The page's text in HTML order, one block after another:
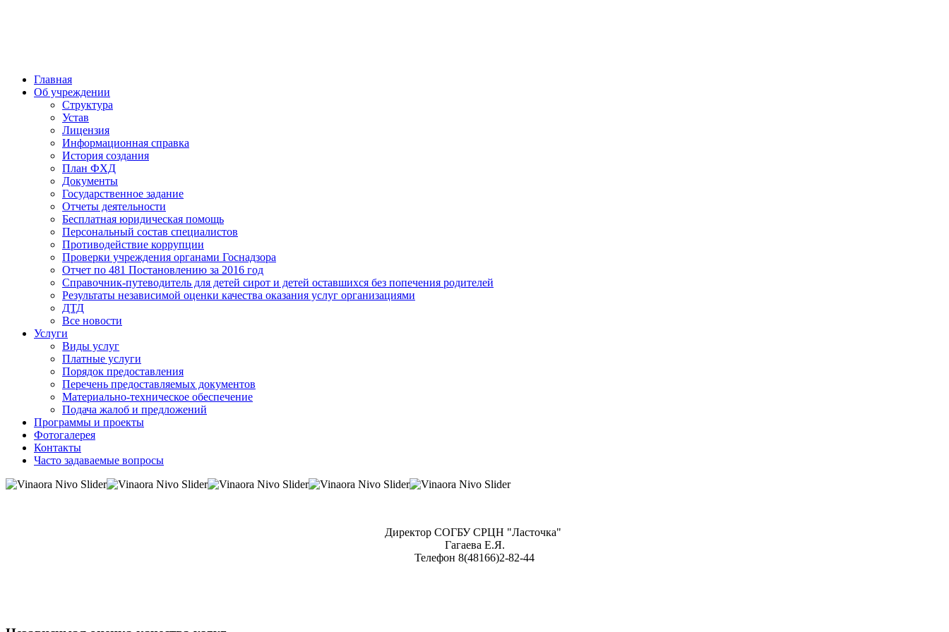
Главная
Об учреждении
Структура
Устав
Лицензия
Информационная справка
История создания
План ФХД
Документы
Государственное задание
Отчеты деятельности
Бесплатная юридическая помощь
Персональный состав специалистов
Противодействие коррупции
Проверки учреждения органами Госнадзора
Отчет по 481 Постановлению за 2016 год
Справочник-путеводитель для детей сирот и детей оставшихся без попечения родителей
Результаты независимой оценки качества оказания услуг организациями
ДТД
Все новости
Услуги
Виды услуг
Платные услуги
Порядок предоставления
Перечень предоставляемых документов
Материально-техническое обеспечение
Подача жалоб и предложений
Программы и проекты
Фотогалерея
Контакты
Часто задаваемые вопросы
Директор СОГБУ СРЦН "Ласточка"
Гагаева Е.Я.
Телефон 8(48166)2-82-44